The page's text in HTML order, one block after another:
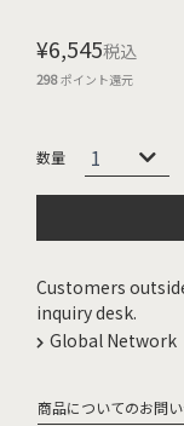
¥6,545税込
298ポイント還元
Customers
inquiry desk.
Global Network
商品についてのお問